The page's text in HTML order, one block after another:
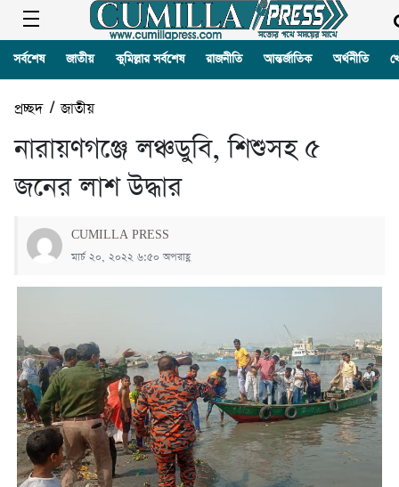
সর্বশেষ জাতীয় কুমিল্লার সর্বশেষ রাজনীতি আন্তর্জাতিক অর্থনীতি
প্রচ্ছদ/জাতীয়
নারায়ণগঞ্জে লঞ্চডুবি, শিশুসহ ৫
জনের লাশ উদ্ধার
CUMILLA PRESS
মার্চ ২০, ২০২২ ৬:৫০ অপরাহ্ণ